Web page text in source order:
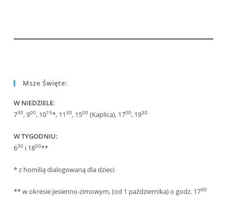
Msze Święte:
W NIEDZIELE:
730, 900, 1015*, 1130, 1500 (Kaplica), 1700, 1930
W TYGODNIU:
630 i 1800**
* z homilią dialogowaną dla dzieci
** w okresie jesienno-zimowym, (od 1 października) o godz. 1700